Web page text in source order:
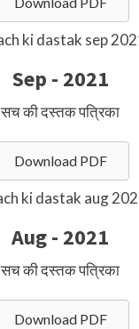
Sep - 2021
सच की दस्तक पत्रिका
Download PDF
Aug - 2021
सच की दस्तक पत्रिका
Download PDF